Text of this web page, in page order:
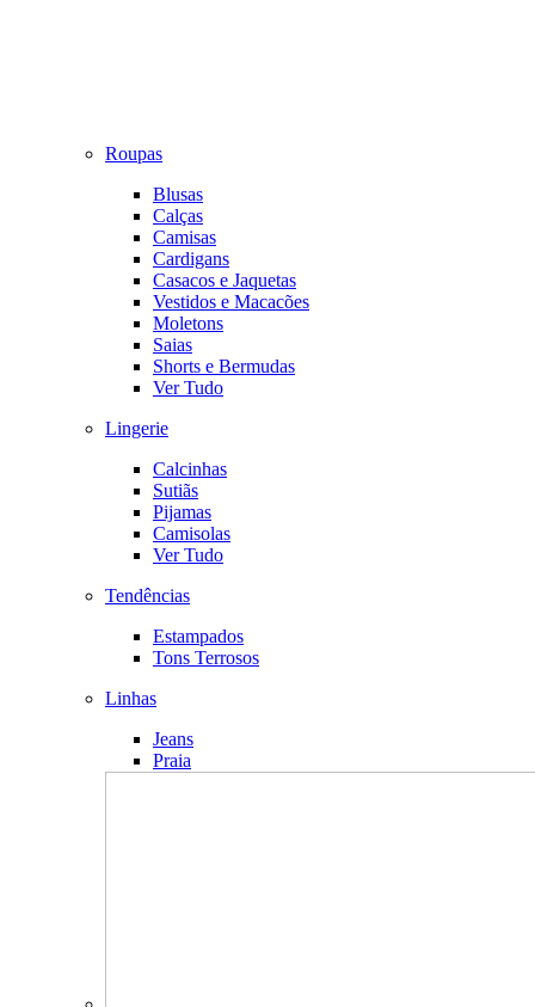
Roupas
Blusas
Calças
Camisas
Cardigans
Casacos e Jaquetas
Vestidos e Macacões
Moletons
Saias
Shorts e Bermudas
Ver Tudo
Lingerie
Calcinhas
Sutiãs
Pijamas
Camisolas
Ver Tudo
Tendências
Estampados
Tons Terrosos
Linhas
Jeans
Praia